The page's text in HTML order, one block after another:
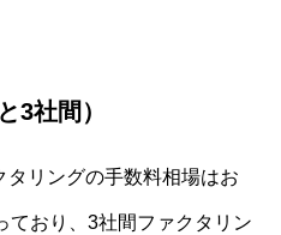
3社間）
リングの手数料相場はお
ており、3社間ファクタリン